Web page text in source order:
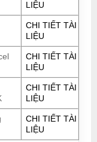
LIỆU
CHI TIẾT TÀI
LIỆU
CHI TIẾT TÀI
LIỆU
CHI TIẾT TÀI
LIỆU
CHI TIẾT TÀI
LIỆU